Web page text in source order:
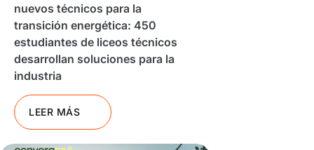
nuevos técnicos para la
transición energética: 450
estudiantes de liceos técnicos
desarrollan soluciones para la
industria
LEER MÁS